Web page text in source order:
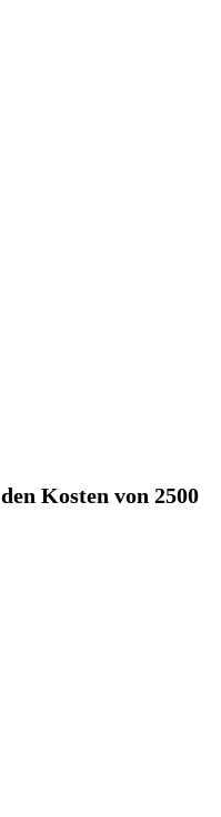
Kosten von 2500